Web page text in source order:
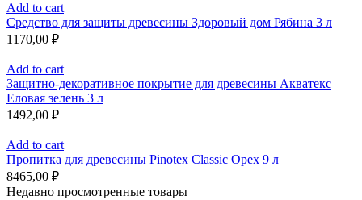
Add to cart
Средство для защиты древесины Здоровый дом Рябина 3 л
1170,00 ₽
Add to cart
Защитно-декоративное покрытие для древесины Акватекс
Еловая зелень 3 л
1492,00 ₽
Add to cart
Пропитка для древесины Pinotex Classic Орех 9 л
8465,00 ₽
Недавно просмотренные товары